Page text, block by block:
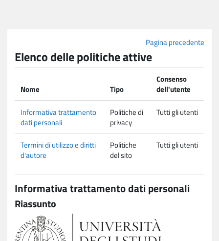
Pagina precedente
Elenco delle politiche attive
Nome Tipo
Consenso
dell'utente
Informativa trattamento
dati personali
Politiche di
privacy
Tutti gli utenti
Termini di utilizzo e diritti
d'autore
Politiche
del sito
Tutti gli utenti
Informativa trattamento dati personali
Riassunto